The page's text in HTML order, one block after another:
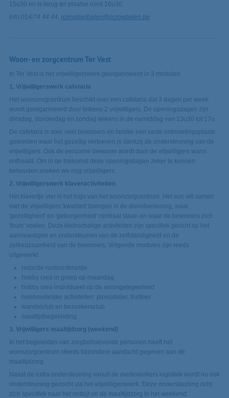
15u30 en is terug ter plaatse rond 16u30.
Info:014/74 44 44, rolmobielbalen@ocmwbalen.be
Woon- en zorgcentrum Ter Vest
In Ter Vest is het vrijwilligerswerk georganiseerd in 3 modules:
1. Vrijwilligerswerk cafetaria
Het woonzorgcentrum beschikt over een cafetaria dat 3 dagen per week
wordt georganiseerd door telkens 2 vrijwilligers. De openingsdagen zijn
dinsdag, donderdag en zondag telkens in de namiddag van 13u30 tot 17u.
De cafetaria is voor veel bewoners en familie een vaste ontmoetingsplaats
geworden waar het gezellig vertoeven is dankzij de ondersteuning van de
vrijwilligers. Ook de eenzame bewoner wordt door de vrijwilligers warm
onthaald. Om in de toekomst deze openingsdagen zeker te kunnen
behouden zoeken we nog vrijwilligers.
2. Vrijwilligerswerk klaveractiviteiten
Het klavertje vier is het logo van het woonzorgcentrum. Het wzc wil samen
met de vrijwilligers 'kwaliteit' brengen in de dienstverlening, waar
'gezelligheid' en 'geborgenheid' centraal staan en waar de bewoners zich
'thuis' voelen. Deze kleinschalige activiteiten zijn specifiek gericht op het
aanmoedigen en ondersteunen van de zelfstandigheid en de
zelfredzaamheid van de bewoners. Volgende modules zijn reeds
uitgewerkt:
redactie rustoordkrantje
hobby crea in groep op maandag
hobby crea individueel op de woongelegenheid
huishoudelijke activiteiten: plooiatelier, fruittoer
wandelclub en bezoekersclub
maaltijdbegeleiding
3. Vrijwilligers maaltijdzorg (weekend)
In het begeleiden van zorgbehoevende personen heeft het
woonzorgcentrum steeds bijzondere aandacht gegeven aan de
maaltijdzorg.
Naast de extra ondersteuning vanuit de medewerkers logistiek wordt nu ook
ondersteuning gezocht via het vrijwilligerswerk. Deze ondersteuning richt
zich specifiek naar het ontbijt en de maaltijdzorg in het weekend.